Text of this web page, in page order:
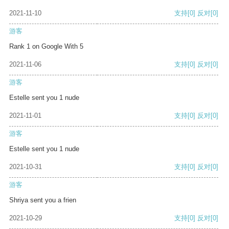
2021-11-10 支持[0] 反对[0]
游客
Rank 1 on Google With 5
2021-11-06 支持[0] 反对[0]
游客
Estelle sent you 1 nude
2021-11-01 支持[0] 反对[0]
游客
Estelle sent you 1 nude
2021-10-31 支持[0] 反对[0]
游客
Shriya sent you a frien
2021-10-29 支持[0] 反对[0]